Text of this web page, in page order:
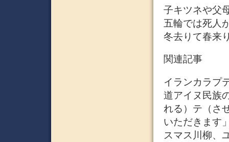
子キツネや父
五輪では死人
冬去りて春来
関連記事
イランカラプ
道アイヌ民族
れる）テ（さ
いただきます
スマス川柳、